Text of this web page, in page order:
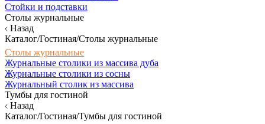
Стойки и подставки
Столы журнальные
Назад
Каталог/Гостиная/Столы журнальные
Столы журнальные
Журнальные столики из массива дуба
Журнальные столики из сосны
Журнальный столик из массива
Тумбы для гостиной
Назад
Каталог/Гостиная/Тумбы для гостиной